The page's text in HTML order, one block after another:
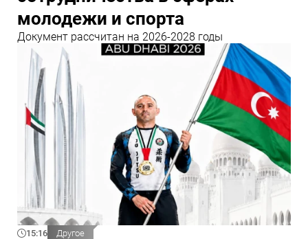
молодежи и спорта
Документ рассчитан на 2026-2028 годы
15:16 Другое